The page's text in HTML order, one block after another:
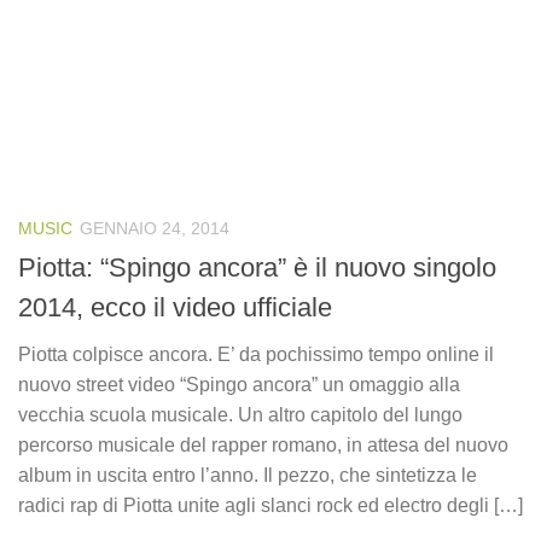
MUSIC GENNAIO 24, 2014
Piotta: “Spingo ancora” è il nuovo singolo
2014, ecco il video ufficiale
Piotta colpisce ancora. E’ da pochissimo tempo online il
nuovo street video “Spingo ancora” un omaggio alla
vecchia scuola musicale. Un altro capitolo del lungo
percorso musicale del rapper romano, in attesa del nuovo
album in uscita entro l’anno. Il pezzo, che sintetizza le
radici rap di Piotta unite agli slanci rock ed electro degli […]